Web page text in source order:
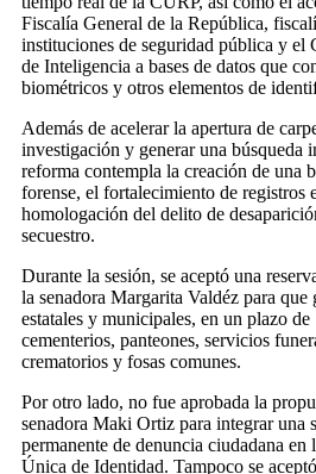
Fiscalía General de la República,
instituciones de seguridad pública y el
de Inteligencia a bases de datos que
biométricos y otros elementos de
Además de acelerar la apertura de
investigación y generar una búsqueda
reforma contempla la creación de una
forense, el fortalecimiento de registros
homologación del delito de
secuestro.
Durante la sesión, se aceptó una
la senadora Margarita Valdéz para que
estatales y municipales, en un plazo
cementerios, panteones, servicios
crematorios y fosas comunes.
Por otro lado, no fue aprobada la
senadora Maki Ortiz para integrar una
permanente de denuncia ciudadana en
Única de Identidad. Tampoco se